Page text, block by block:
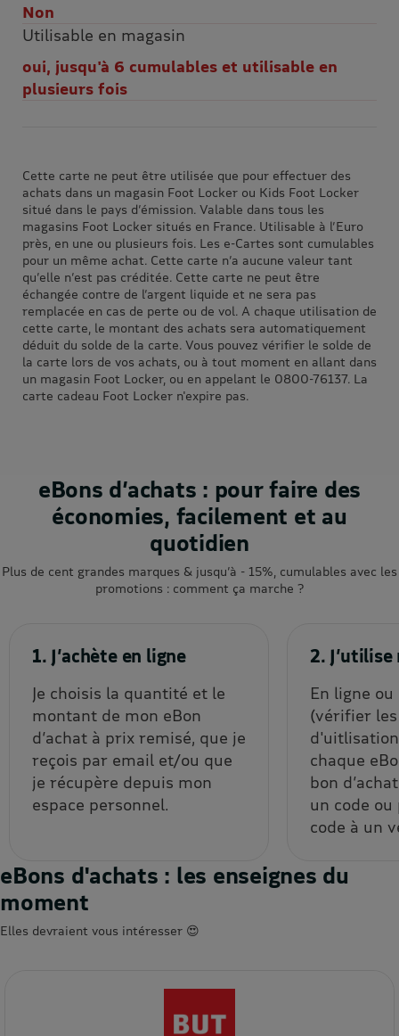
Non
Utilisable en magasin
oui, jusqu'à 6 cumulables et utilisable en
plusieurs fois
Cette carte ne peut être utilisée que pour effectuer des
achats dans un magasin Foot Locker ou Kids Foot Locker
situé dans le pays d’émission. Valable dans tous les
magasins Foot Locker situés en France. Utilisable à l’Euro
près, en une ou plusieurs fois. Les e-Cartes sont cumulables
pour un même achat. Cette carte n’a aucune valeur tant
qu’elle n’est pas créditée. Cette carte ne peut être
échangée contre de l’argent liquide et ne sera pas
remplacée en cas de perte ou de vol. A chaque utilisation de
cette carte, le montant des achats sera automatiquement
déduit du solde de la carte. Vous pouvez vérifier le solde de
la carte lors de vos achats, ou à tout moment en allant dans
un magasin Foot Locker, ou en appelant le 0800-76137. La
carte cadeau Foot Locker n'expire pas.
eBons d’achats : pour faire des
économies, facilement et au
quotidien
Plus de cent grandes marques & jusqu’à - 15%, cumulables avec les
promotions : comment ça marche ?
1. J’achète en ligne
Je choisis la quantité et le
montant de mon eBon
d’achat à prix remisé, que je
reçois par email et/ou que
je récupère depuis mon
espace personnel.
2.
En ligne
(vérifier
chaque
bon
un code
code à un
eBons d'achats : les enseignes du
moment
Elles devraient vous intéresser 😍